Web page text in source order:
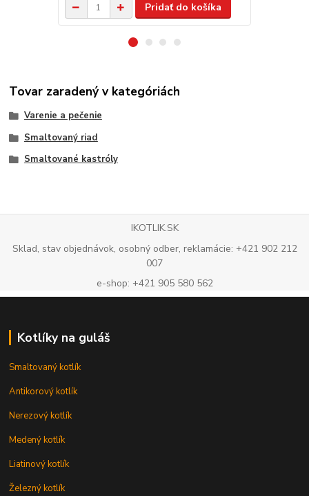
Pridať do košíka
Tovar zaradený v kategóriách
Varenie a pečenie
Smaltovaný riad
Smaltované kastróly
IKOTLIK.SK
Sklad, stav objednávok, osobný odber, reklamácie: +421 902 212
007
e-shop: +421 905 580 562
Kotlíky na guláš
Smaltovaný kotlík
Antikorový kotlík
Nerezový kotlík
Medený kotlík
Liatinový kotlík
Železný kotlík